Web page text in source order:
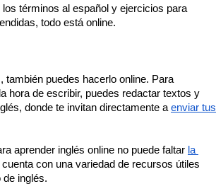
términos al español y ejercicios para
todo está online.
también puedes hacerlo online. Para
hora de escribir, puedes redactar textos y
donde te invitan directamente a enviar tus
aprender inglés online no puede faltar la
con una variedad de recursos útiles
de inglés.